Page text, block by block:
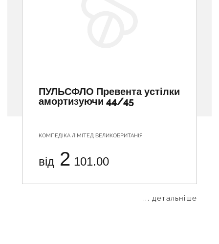
ПУЛЬСФЛО Превента устілки
амортизуючи 44/45
КОМПЕДІКА ЛІМІТЕД ВЕЛИКОБРИТАНІЯ
від 2 101.00
... детальніше